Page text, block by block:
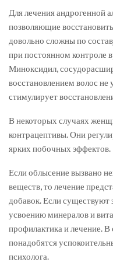
Для лечения андрогенной
позволяющие
довольно сложны по
при постоянном контроле
Миноксидил,
восстановлением волос не
стимулирует
В некоторых случаях
контрацептивы. Они
ярких побочных эффектов.
Если облысение вызвано
веществ, то лечение
добавок. Если существуют
усвоению минералов и
профилактика и лечение.
понадобятся
психолога.